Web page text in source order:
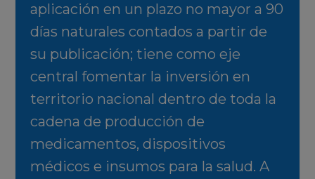
aplicación en un plazo no mayor a 90
días naturales contados a partir de
su publicación; tiene como eje
central fomentar la inversión en
territorio nacional dentro de toda la
cadena de producción de
medicamentos, dispositivos
médicos e insumos para la salud. A